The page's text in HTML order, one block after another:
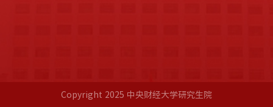
Copyright 2025 中央财经大学研究生院